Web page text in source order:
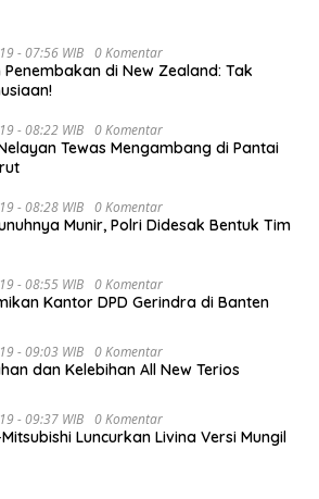
- 07:56 WIB 0 Komentar
Penembakan di New Zealand: Tak
- 08:22 WIB 0 Komentar
Tewas Mengambang di Pantai
- 08:28 WIB 0 Komentar
Munir, Polri Didesak Bentuk Tim
- 08:55 WIB 0 Komentar
Kantor DPD Gerindra di Banten
- 09:03 WIB 0 Komentar
dan Kelebihan All New Terios
- 09:37 WIB 0 Komentar
Luncurkan Livina Versi Mungil